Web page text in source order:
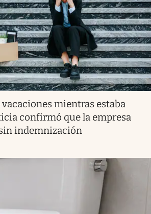
vacaciones mientras estaba
confirmó que la empresa
indemnización